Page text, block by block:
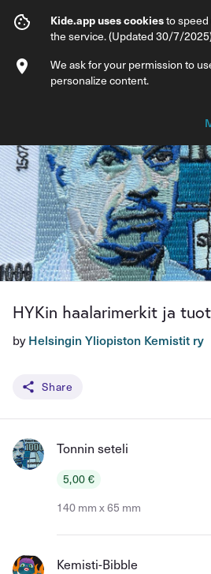
HYKin haalarimerkit
Info
HYKin haalarimerkit ja
by Helsingin Yliopiston Kemistit ry
Share
Tonnin seteli
5,00 €
140 mm x 65 mm
Kemisti-Bibble
Kide.app uses cookiesto speed
the service. (Updated 30/7/
We ask for your permission to
personalize content.